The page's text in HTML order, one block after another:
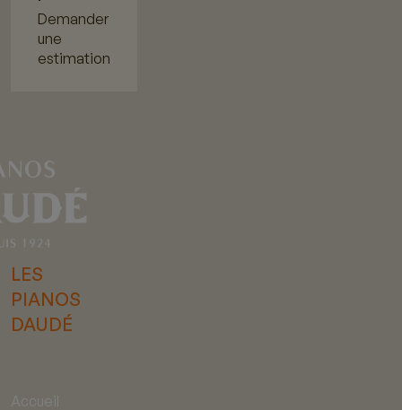
Demander
une
estimation
LES
PIANOS
DAUDÉ
Accueil